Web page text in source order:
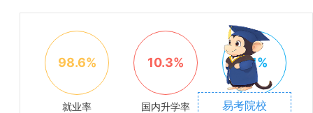
98.6%
就业率
10.3%
国内升学率
2.1%
出国率
易考院校